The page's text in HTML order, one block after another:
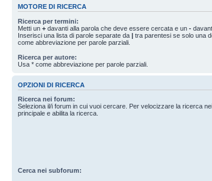
MOTORE DI RICERCA
Ricerca per termini:
Metti un + davanti alla parola che deve essere cercata e un -
Inserisci una lista di parole separate da | tra parentesi se solo una
come abbreviazione per parole parziali.
Ricerca per autore:
Usa * come abbreviazione per parole parziali.
OPZIONI DI RICERCA
Ricerca nei forum:
Seleziona il/i forum in cui vuoi cercare. Per velocizzare la ricerca
principale e abilita la ricerca.
Cerca nei subforum: